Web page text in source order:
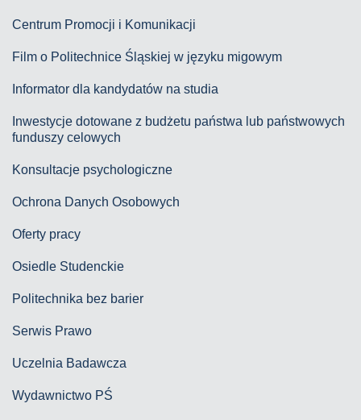
Centrum Promocji i Komunikacji
Film o Politechnice Śląskiej w języku migowym
Informator dla kandydatów na studia
Inwestycje dotowane z budżetu państwa lub państwowych
funduszy celowych
Konsultacje psychologiczne
Ochrona Danych Osobowych
Oferty pracy
Osiedle Studenckie
Politechnika bez barier
Serwis Prawo
Uczelnia Badawcza
Wydawnictwo PŚ